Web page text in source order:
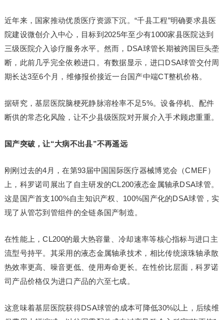
近年来，国家推动优质医疗资源下沉。“千县工程”明确要求县医
院建设微创介入中心，目标到2025年至少有1000家县医院达到
三级医院介入诊疗服务水平。然而，DSA球管长期被跨国巨头垄
断，此前几乎完全依赖进口。有数据显示，进口DSA球管交付周
期长达3至6个月，维修报价接近一台国产中端CT整机价格。
据研究，基层医院脑梗死静脉溶栓率不足5%。设备停机、配件
断供的常态化风险，让不少县级医院对开展介入手术顾虑重重。
国产突破，让“大病不出县”不再遥远
刚刚过去的4月，在第93届中国国际医疗器械博览会（CMEF）
上，科罗诺司展出了自主研发的CL200液态金属轴承DSA球管。
这是国产首支100%自主知识产权、100%国产化的DSA球管，实
现了从管芯到管组件的全链条国产制造。
在性能上，CL200的最大热容量、冷却速率等核心指标与进口主
流型号持平。其采用的液态金属轴承技术，相比传统滚珠轴承散
热效率更高、噪音更低、使用寿命更长。在性价比层面，科罗诺
司产品价格仅为进口产品的六至七成。
这意味着基层医院获得DSA球管的成本可降低30%以上，后续维